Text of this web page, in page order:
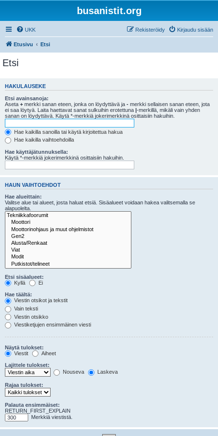
busanistit.org
UKK Kirjaudu sisään
Rekisteröidy
Etusivu Etsi
Etsi
HAKULAUSEKE
Etsi avainsanoja:
Aseta + merkki sanan eteen, jonka on löydyttävä ja - merkki sellaisen sanan eteen, jota
ei saa löytyä. Laita haettavat sanat sulkuihin erotettuna |-merkillä, mikäli vain yhden
sanan on löydyttävä. Käytä *-merkkiä jokerimerkkinä osittaisiin hakuihin.
Hae kaikilla sanoilla tai käytä kirjoitettua hakua
Hae kaikilla vaihtoehdoilla
Hae käyttäjätunnuksella:
Käytä *-merkkiä jokerimerkkinä osittaisiin hakuihin.
HAUN VAIHTOEHDOT
Hae alueittain:
Valitse alue tai alueet, josta haluat etsiä. Sisäalueet voidaan hakea valitsemalla se
alapuolelta.
Etsi sisäalueet:
Kyllä
Ei
Hae täältä:
Viestin otsikot ja tekstit
Vain teksti
Viestin otsikko
Viestiketjujen ensimmäinen viesti
Näytä tulokset:
Viestit
Aiheet
Lajittele tulokset:
Nouseva
Laskeva
Rajaa tulokset:
Palauta ensimmäiset:
RETURN_FIRST_EXPLAIN
Merkkiä viestistä.